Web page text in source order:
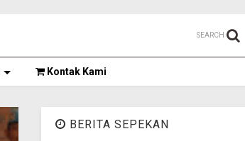
SEARCH
Kontak Kami
BERITA SEPEKAN